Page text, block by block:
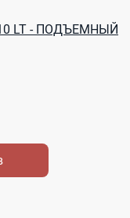
LT - ПОДЪЕМНЫЙ